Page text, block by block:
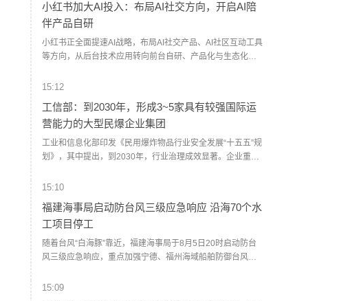
于打造“新能源+AI算力基础设施”的中国解决方案。（人民财
讯）
小红书加大AI投入：布局AI社交方向，开启AI陪
伴产品自研
小红书正全面提速AI战略，布局AI社交产品、AI社区互动工具
等方向，从后台技术应用转向前台自研、产品化与生态化全
投入系列AI产品自研，要找有强烈Al Native产品思维的人。”
研发人才。其中，“AI社交产品经理”岗位职责包括：主导AI陪
伴产品的设计与打造，探索AI在情感连接、兴趣匹配、个性化
互动等维度的深度应用，构建有温度的AI陪伴体验。值得注意
的是，该岗位薪资为30-60K/16薪，最高年薪可达96万元，足
15:12
工信部：到2030年，形成3~5家具有较强国际运
营能力的大型民爆企业集团
工业和信息化部印发《民用爆炸物品行业安全发展“十五五”规
划》，其中提出，到2030年，行业治理成效显著。企业重组
际运营能力的大型民爆企业集团。有效防范行业“内卷”，企业
级，绿色工厂快速发展。国际合作日益深化，企业海外服务
能力显著提升。（人民财讯）
15:10
福建海事局启动防台风三级应急响应 沿海70个水
工项目停工
随着台风“白海豚”靠近，福建海事局于8月5日20时启动防台
风三级应急响应，重点加强宁德、福州海域船舶防御台风工
再安排大型船舶、危险品船舶进港作业，停止船舶试航、拖
15:09